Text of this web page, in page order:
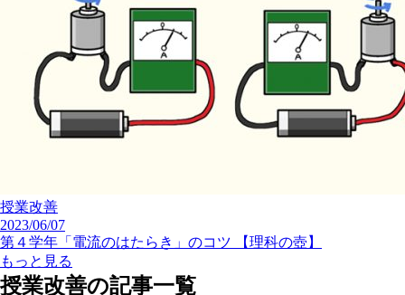
授業改善
2023/06/07
第４学年「電流のはたらき」のコツ 【理科の壺】
もっと見る
授業改善の記事一覧